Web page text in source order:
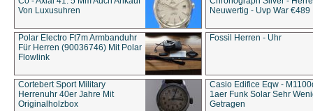
Von Luxusuhren
Neuwertig - Uvp War €489
Polar Electro Ft7m Armbanduhr
Für Herren (90036746) Mit Polar
Flowlink
Fossil Herren - Uhr
Cortebert Sport Military
Herrenuhr 40er Jahre Mit
Originalholzbox
Casio Edifice Eqw -
1aer Funk Solar Sehr
Getragen